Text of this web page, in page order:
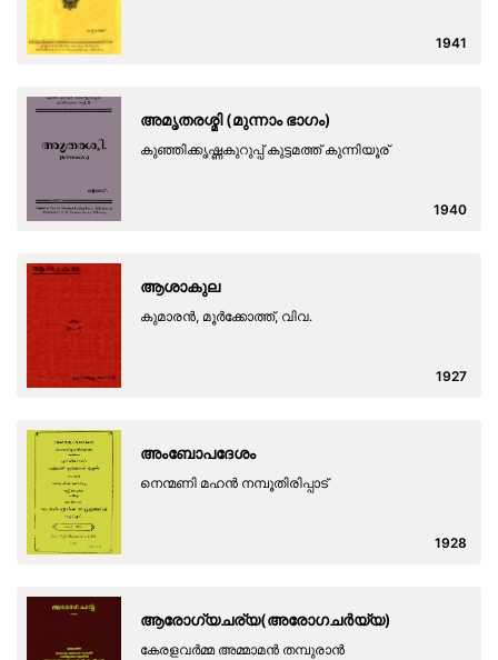
1941
അമൃതരശ്മി (മുന്നാം ഭാഗം)
കുഞ്ഞിക്കൃഷ്ണകുറുപ്പ് കുട്ടമത്ത് കുന്നിയൂര്
1940
ആശാകുല
കുമാരന്‍, മൂര്‍ക്കോത്ത്, വിവ.
1927
അംബോപദേശം
നെന്മണി മഹന്‍ നമ്പൂതിരിപ്പാട്
1928
ആരോഗ്യചര്യ(അരോഗചർയ്യ)
കേരളവര്‍മ്മ അമ്മാമന്‍ തമ്പുരാന്‍